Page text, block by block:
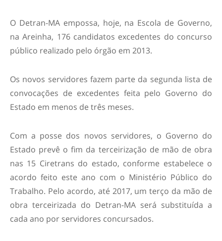
O Detran-MA empossa, hoje, na Escola de Governo,
na Areinha, 176 candidatos excedentes do concurso
público realizado pelo órgão em 2013.
Os novos servidores fazem parte da segunda lista de
convocações de excedentes feita pelo Governo do
Estado em menos de três meses.
Com a posse dos novos servidores, o Governo do
Estado prevê o fim da terceirização de mão de obra
nas 15 Ciretrans do estado, conforme estabelece o
acordo feito este ano com o Ministério Público do
Trabalho. Pelo acordo, até 2017, um terço da mão de
obra terceirizada do Detran-MA será substituída a
cada ano por servidores concursados.